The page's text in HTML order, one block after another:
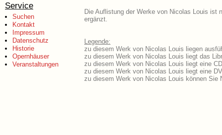
Service
Suchen
Kontakt
Impressum
Datenschutz
Historie
Opernhäuser
Veranstaltungen
Die Auflistung der Werke von Nicolas Louis ist
ergänzt.
Legende:
zu diesem Werk von Nicolas Louis liegen
zu diesem Werk von Nicolas Louis liegt das
zu diesem Werk von Nicolas Louis liegt eine
zu diesem Werk von Nicolas Louis liegt eine
zu diesem Werk von Nicolas Louis können Sie